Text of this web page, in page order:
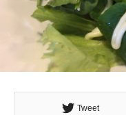
Tweet